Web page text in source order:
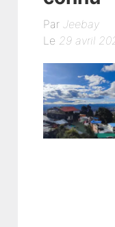
ParJeebay
Le 29 avril